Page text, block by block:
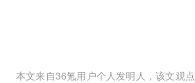
本文来自36氪用户个人发明人 ，该文观